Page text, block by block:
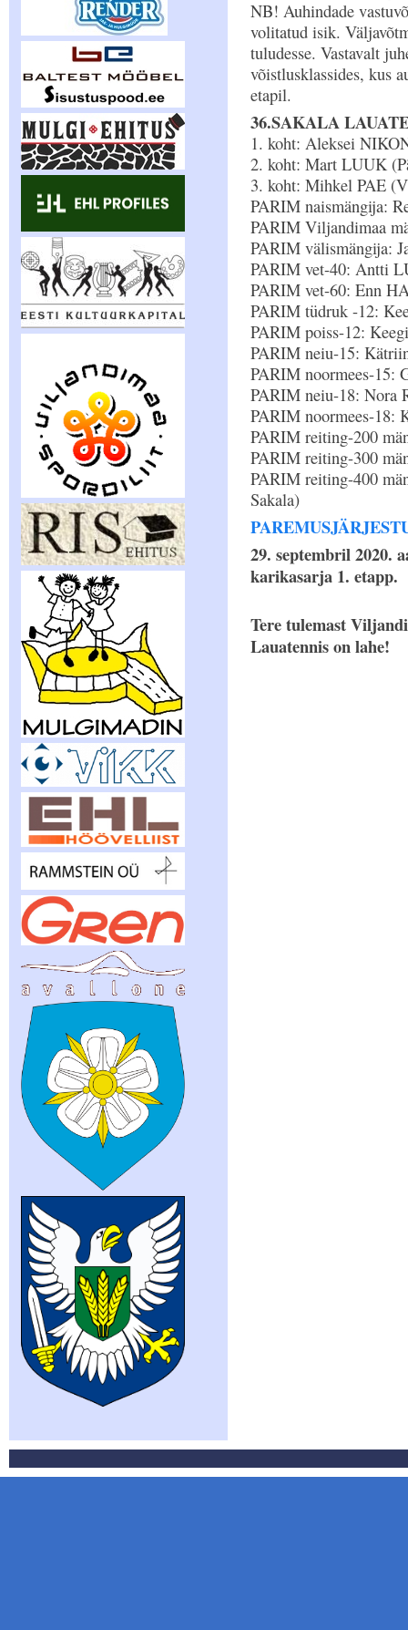
NB! Auhindade
volitatud isik.
tuludesse. Vastavalt
võistlusklassides, kus
etapil.
36.SAKALA
1. koht: Aleksei
2. koht: Mart LUUK
3. koht: Mihkel PAE
PARIM naismängija:
PARIM Viljandimaa
PARIM välismängija:
PARIM vet-40: Antti
PARIM vet-60: Enn
PARIM tüdruk -12:
PARIM poiss-12:
PARIM neiu-15:
PARIM noormees-
PARIM neiu-18: Nora
PARIM noormees-18:
PARIM reiting-200
PARIM reiting-300
PARIM reiting-400
Sakala)
29. septembril 2020.
karikasarja 1. etapp.
Tere tulemast
Lauatennis on lahe!